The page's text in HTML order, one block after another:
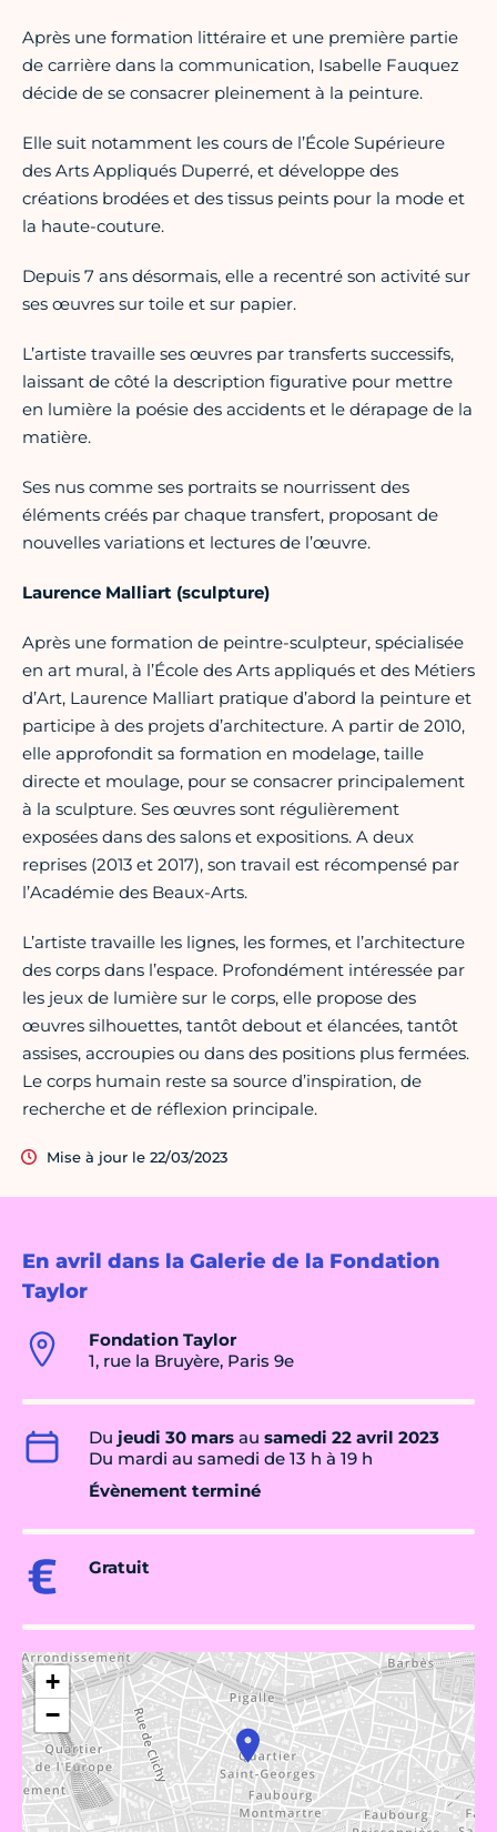
En avril dans la Galerie de la Fondation
Taylor
Fondation Taylor
1, rue la Bruyère, Paris 9e
Du jeudi 30 mars au samedi 22 avril 2023
Du mardi au samedi de 13 h à 19 h
Évènement terminé
Gratuit
+
−
Après une formation littéraire et une première partie
de carrière dans la communication, Isabelle Fauquez
décide de se consacrer pleinement à la peinture.
Elle suit notamment les cours de l’École Supérieure
des Arts Appliqués Duperré, et développe des
créations brodées et des tissus peints pour la mode et
la haute-couture.
Depuis 7 ans désormais, elle a recentré son activité sur
ses œuvres sur toile et sur papier.
L’artiste travaille ses œuvres par transferts successifs,
laissant de côté la description figurative pour mettre
en lumière la poésie des accidents et le dérapage de la
matière.
Ses nus comme ses portraits se nourrissent des
éléments créés par chaque transfert, proposant de
nouvelles variations et lectures de l’œuvre.
Laurence Malliart (sculpture)
Après une formation de peintre-sculpteur, spécialisée
en art mural, à l’École des Arts appliqués et des Métiers
d’Art, Laurence Malliart pratique d’abord la peinture et
participe à des projets d’architecture. A partir de 2010,
elle approfondit sa formation en modelage, taille
directe et moulage, pour se consacrer principalement
à la sculpture. Ses œuvres sont régulièrement
exposées dans des salons et expositions. A deux
reprises (2013 et 2017), son travail est récompensé par
l’Académie des Beaux-Arts.
L’artiste travaille les lignes, les formes, et l’architecture
des corps dans l’espace. Profondément intéressée par
les jeux de lumière sur le corps, elle propose des
œuvres silhouettes, tantôt debout et élancées, tantôt
assises, accroupies ou dans des positions plus fermées.
Le corps humain reste sa source d’inspiration, de
recherche et de réflexion principale.
Mise à jour le 22/03/2023